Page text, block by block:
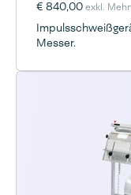
€ 840,00exkl.
Messer.